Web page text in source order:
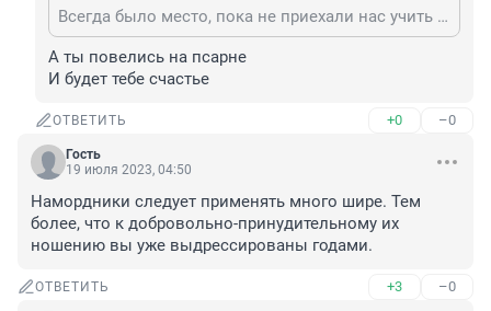
Всегда было место, пока не приехали нас учить деревенские.
А ты повелись на псарне
И будет тебе счастье
ОТВЕТИТЬ +0 –0
Гость
19 июля 2023, 04:50
Намордники следует применять много шире. Тем
более, что к добровольно-принудительному их
ношению вы уже выдрессированы годами.
ОТВЕТИТЬ +3 –0